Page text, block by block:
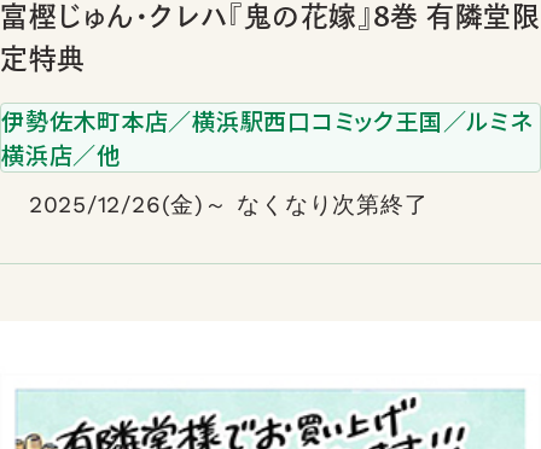
富樫じゅん・クレハ『鬼の花嫁』8巻 有隣堂限
定特典
伊勢佐木町本店／横浜駅西口コミック王国／ルミネ
横浜店／他
2025/12/26(金)～ なくなり次第終了